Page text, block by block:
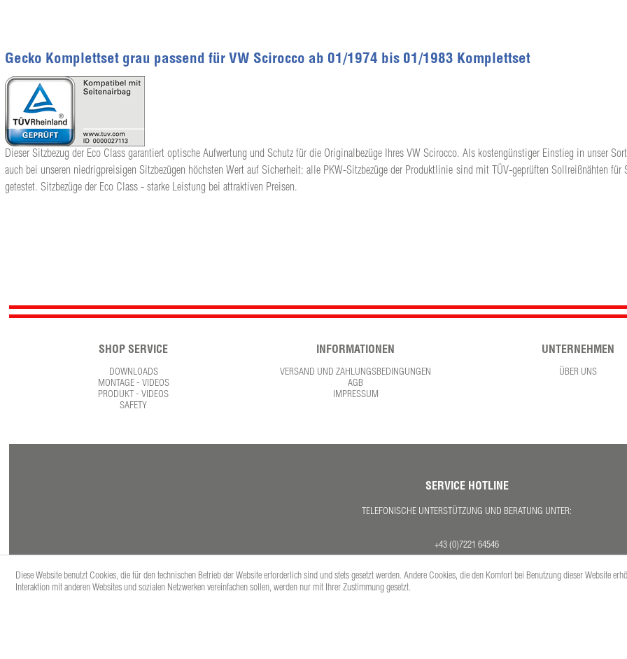
Gecko Komplettset grau passend für VW Scirocco ab 01/1974 bis 01/1983 Komplettset
Dieser Sitzbezug der Eco Class garantiert optische Aufwertung und Schutz für die Originalbezüge Ihres VW Scirocco. Als kostengünstiger Einstieg in unser
auch bei unseren niedrigpreisigen Sitzbezügen höchsten Wert auf Sicherheit: alle PKW-Sitzbezüge der Produktlinie sind mit TÜV-geprüften Sollreißnähten für
getestet. Sitzbezüge der Eco Class - starke Leistung bei attraktiven Preisen.
SHOP SERVICE
DOWNLOADS
MONTAGE - VIDEOS
PRODUKT - VIDEOS
SAFETY
INFORMATIONEN
VERSAND UND ZAHLUNGSBEDINGUNGEN
AGB
IMPRESSUM
UNTERNEHMEN
ÜBER UNS
SERVICE HOTLINE
TELEFONISCHE UNTERSTÜTZUNG UND BERATUNG UNTER:
+43 (0)7221 64546
FR. 08:00 - 12:30 UHR
Diese Website benutzt Cookies, die für den technischen Betrieb der Website erforderlich sind und stets gesetzt werden. Andere Cookies, die den Komfort bei Benutzung dieser Website
Interaktion mit anderen Websites und sozialen Netzwerken vereinfachen sollen, werden nur mit Ihrer Zustimmung gesetzt.